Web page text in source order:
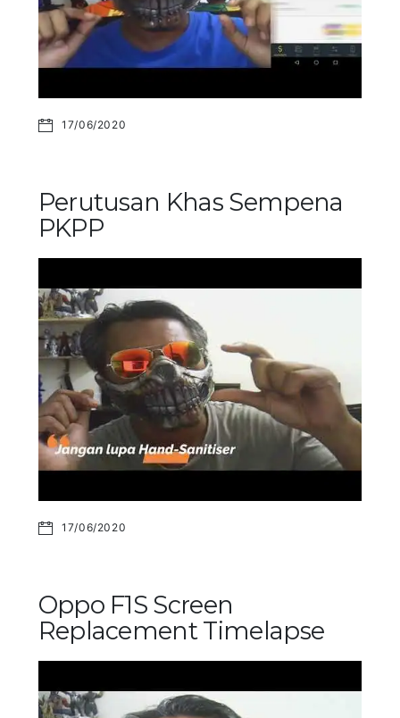
17/06/2020
Perutusan Khas Sempena
PKPP
17/06/2020
Oppo F1S Screen
Replacement Timelapse